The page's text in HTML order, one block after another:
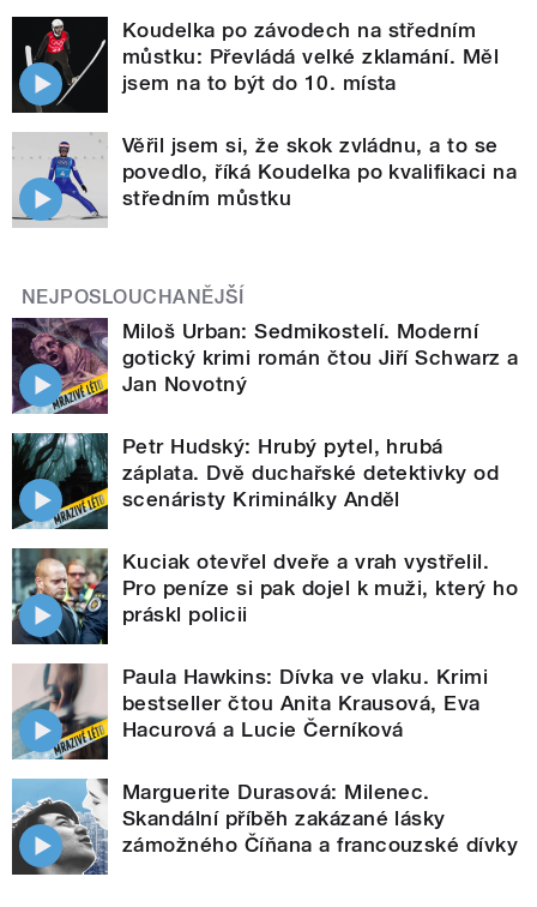
Koudelka po závodech na středním
můstku: Převládá velké zklamání. Měl
jsem na to být do 10. místa
Věřil jsem si, že skok zvládnu, a to se
povedlo, říká Koudelka po kvalifikaci na
středním můstku
NEJPOSLOUCHANĚJŠÍ
Miloš Urban: Sedmikostelí. Moderní
gotický krimi román čtou Jiří Schwarz a
Jan Novotný
Petr Hudský: Hrubý pytel, hrubá
záplata. Dvě duchařské detektivky od
scenáristy Kriminálky Anděl
Kuciak otevřel dveře a vrah vystřelil.
Pro peníze si pak dojel k muži, který ho
práskl policii
Paula Hawkins: Dívka ve vlaku. Krimi
bestseller čtou Anita Krausová, Eva
Hacurová a Lucie Černíková
Marguerite Durasová: Milenec.
Skandální příběh zakázané lásky
zámožného Číňana a francouzské dívky